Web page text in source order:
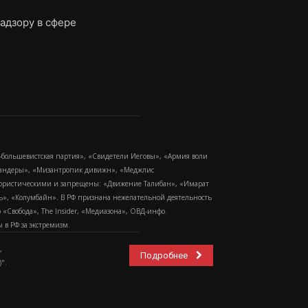
в сфере
партия», «Свидетели Иеговы», «Армия воли
«Мизантропик дивижн», «Меджлис
и запрещены: «Движение Талибан», «Имарат
«Колумбайн». В РФ признана нежелательной деятельность
The Insider, «Медиазона», ОВД-инфо.
РФ за экстремизм.
Подробнее